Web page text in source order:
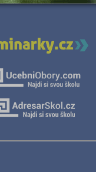
Mladá Boleslav (2)
Most (4)
Nymburk (1)